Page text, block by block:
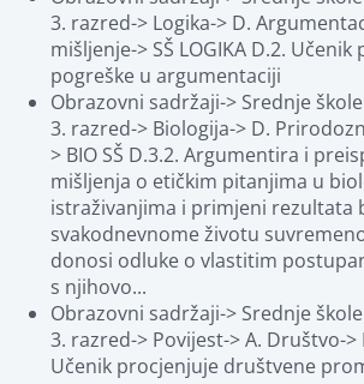
3. razred-> Logika-> D.
mišljenje-> SŠ LOGIKA D.2.
pogreške u argumentaciji
Obrazovni sadržaji-> Srednje
3. razred-> Biologija-> D.
> BIO SŠ D.3.2. Argumentira i
mišljenja o etičkim pitanjima u
istraživanjima i primjeni rezultata
svakodnevnome životu
donosi odluke o vlastitim
s njihovo...
Obrazovni sadržaji-> Srednje
3. razred-> Povijest-> A. Društvo->
Učenik procjenjuje društvene